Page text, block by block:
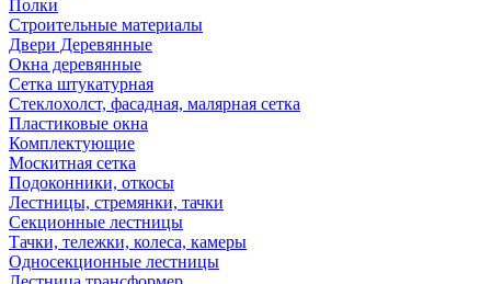
Полки
Строительные материалы
Двери Деревянные
Окна деревянные
Сетка штукатурная
Стеклохолст, фасадная, малярная сетка
Пластиковые окна
Комплектующие
Москитная сетка
Подоконники, откосы
Лестницы, стремянки, тачки
Секционные лестницы
Тачки, тележки, колеса, камеры
Односекционные лестницы